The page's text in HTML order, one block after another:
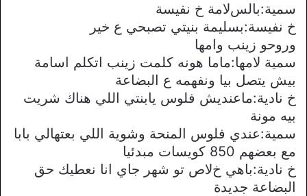
سمية:بالسﻻمة خ نفيسة
خ نفيسة:بسليمة بنيتي تصبحي ع خير
وروحو زينب وامها
سمية لامها:ماما هونه كلمت زينب اتكلم اسامة
بيش يتصل بيا ونفهمه ع البضاعة
خ نادية:ماعنديش فلوس يابنتي اللي هناك شريت
بيه مونة
سمية:عندي فلوس المنحة وشوية اللي بعتهالي بابا
مع بعضهم 850 كويسات مبدئيا
خ نادية:باهي خﻻص تو شهر جاي انا نعطيك حق
البضاعة جديدة